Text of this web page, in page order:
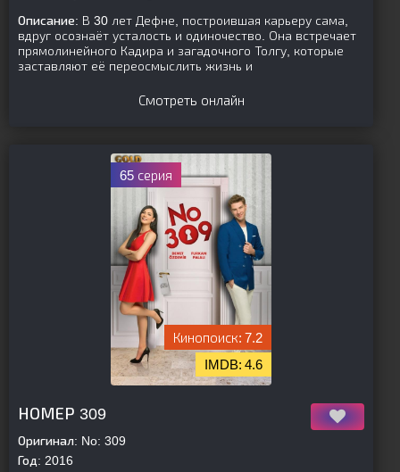
Описание: В 30 лет Дефне, построившая карьеру сама,
вдруг осознаёт усталость и одиночество. Она встречает
прямолинейного Кадира и загадочного Толгу, которые
заставляют её переосмыслить жизнь и
Смотреть онлайн
65 серия
7.2
4.6
НОМЕР 309
Оригинал: No: 309
Год: 2016